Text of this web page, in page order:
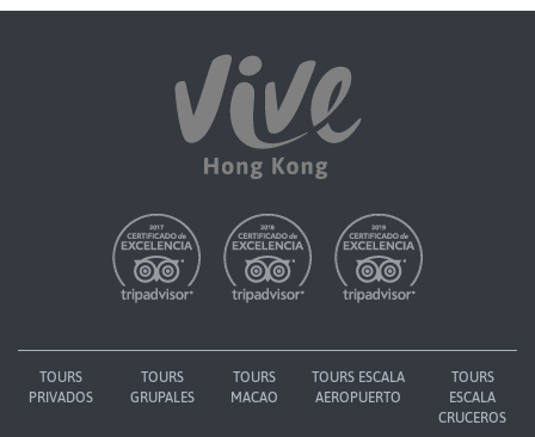
TOURS
PRIVADOS
TOURS
GRUPALES
TOURS
MACAO
TOURS ESCALA
AEROPUERTO
TOURS
ESCALA
CRUCEROS